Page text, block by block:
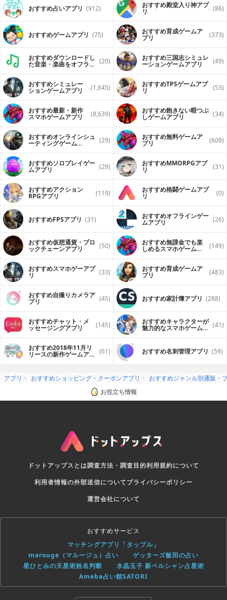
おすすめ占いアプリ (912) おすすめ殿堂入り神アプ
リ (86)
おすすめゲームアプリ (75) おすすめ育成ゲームア
プリ (373)
おすすめダウンロードし
た音楽・楽曲をオフライ (20) おすすめ三国志シミュレ
ーションゲームアプリ (49)
おすすめシミュレー
ションゲームアプリ (1,645) おすすめTPSゲームアプ
リ (53)
おすすめ最新・新作
スマホゲームアプリ (8,639) おすすめ飽きない暇つぶ
しゲームアプリ (34)
おすすめオンラインシュ
ーティングゲーム (29) おすすめ無料ゲームア
プリ (609)
おすすめソロプレイゲー
ムアプリ (29) おすすめ MMORPGアプ
リ (31)
おすすめアクション
RPGアプリ (119) おすすめ格闘ゲームアプ
リ (0)
おすすめFPSアプリ (31) おすすめオフラインゲー
ムアプリ (26)
おすすめ仮想通貨・ブロ
ックチェーンアプリ (50) おすすめ無課金でも楽
しめるスマホゲームア (149)
おすすめスマホゲーアプ
リ (33) おすすめ育成ゲームア
プリ (483)
おすすめ自撮りカメラア
プリ (45) おすすめ家計簿アプリ (288)
おすすめチャット・メ
ッセージングアプリ (145) おすすめキャラクターが
魅力的なスマホゲームア (41)
おすすめ2018年11月リ
リースの新作ゲームアプ (61) おすすめ名刺管理アプリ (59)
アプリ おすすめショッピング・クーポンアプリ
おすすめジャンル別通販・
お役立ち情報
ドットアップスとは調査方法・調査目的利用規約について
利用者情報の外部送信についてプライバシーポリシー
運営会社について
おすすめサービス
マッチングアプリ「タップル」
marouge（マルージュ）占い
ゲッターズ飯田の占い
星ひとみの天星術姓名判断
水晶玉子 新ペルシャン占星術
Ameba占い館SATORI